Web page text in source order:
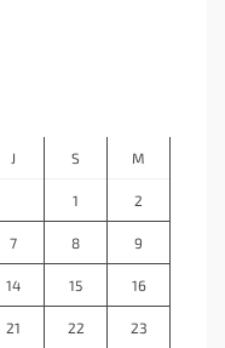
J S M
1 2
7 8 9
14 15 16
21 22 23